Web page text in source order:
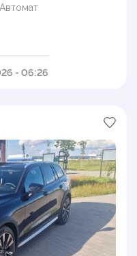
Автомат
- 06:26